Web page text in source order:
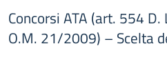
Concorsi ATA (art. 554
O.M. 21/2009) – Scelta